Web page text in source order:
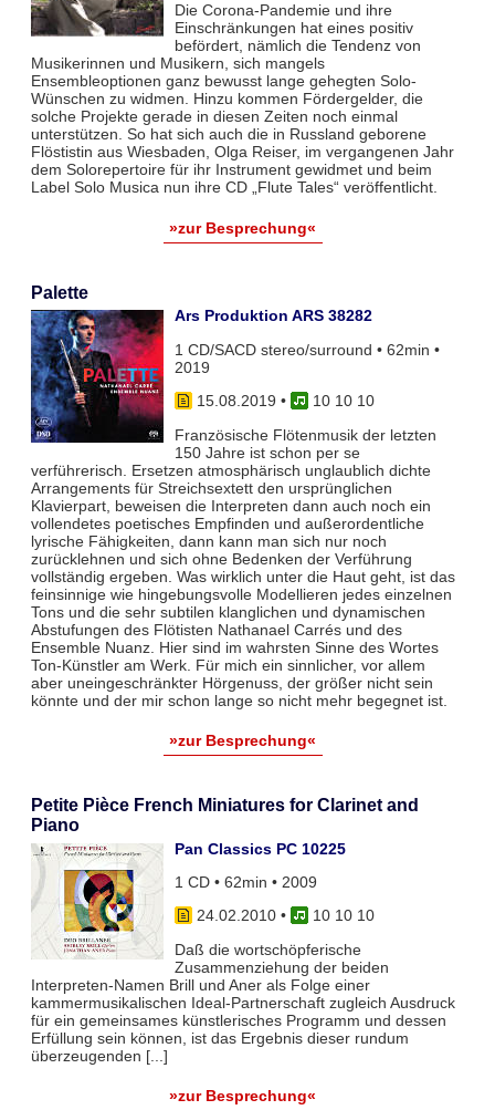
Die Corona-Pandemie und ihre
Einschränkungen hat eines positiv
befördert, nämlich die Tendenz von
Musikerinnen und Musikern, sich mangels
Ensembleoptionen ganz bewusst lange gehegten Solo-
Wünschen zu widmen. Hinzu kommen Fördergelder, die
solche Projekte gerade in diesen Zeiten noch einmal
unterstützen. So hat sich auch die in Russland geborene
Flöstistin aus Wiesbaden, Olga Reiser, im vergangenen Jahr
dem Solorepertoire für ihr Instrument gewidmet und beim
Label Solo Musica nun ihre CD „Flute Tales“ veröffentlicht.
»zur Besprechung«
Palette
Ars Produktion ARS 38282
1 CD/SACD stereo/surround • 62min •
2019
15.08.2019 •
10 10 10
Französische Flötenmusik der letzten
150 Jahre ist schon per se
verführerisch. Ersetzen atmosphärisch unglaublich dichte
Arrangements für Streichsextett den ursprünglichen
Klavierpart, beweisen die Interpreten dann auch noch ein
vollendetes poetisches Empfinden und außerordentliche
lyrische Fähigkeiten, dann kann man sich nur noch
zurücklehnen und sich ohne Bedenken der Verführung
vollständig ergeben. Was wirklich unter die Haut geht, ist das
feinsinnige wie hingebungsvolle Modellieren jedes einzelnen
Tons und die sehr subtilen klanglichen und dynamischen
Abstufungen des Flötisten Nathanael Carrés und des
Ensemble Nuanz. Hier sind im wahrsten Sinne des Wortes
Ton-Künstler am Werk. Für mich ein sinnlicher, vor allem
aber uneingeschränkter Hörgenuss, der größer nicht sein
könnte und der mir schon lange so nicht mehr begegnet ist.
»zur Besprechung«
Petite Pièce French Miniatures for Clarinet and
Piano
Pan Classics PC 10225
1 CD • 62min • 2009
24.02.2010•
10 10 10
Daß die wortschöpferische
Zusammenziehung der beiden
Interpreten-Namen Brill und Aner als Folge einer
kammermusikalischen Ideal-Partnerschaft zugleich Ausdruck
für ein gemeinsames künstlerisches Programm und dessen
Erfüllung sein können, ist das Ergebnis dieser rundum
überzeugenden [...]
»zur Besprechung«